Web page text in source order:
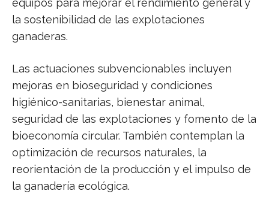
equipos para mejorar el rendimiento general y
la sostenibilidad de las explotaciones
ganaderas.
Las actuaciones subvencionables incluyen
mejoras en bioseguridad y condiciones
higiénico-sanitarias, bienestar animal,
seguridad de las explotaciones y fomento de la
bioeconomía circular. También contemplan la
optimización de recursos naturales, la
reorientación de la producción y el impulso de
la ganadería ecológica.